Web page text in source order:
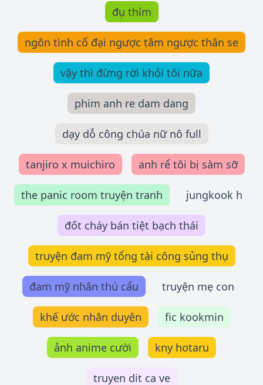
đụ thím
ngôn tình cổ đại ngược tâm ngược thân se
vậy thì đừng rời khỏi tôi nữa
phim anh re dam dang
dạy dỗ công chúa nữ nô full
tanjiro x muichiro anh rể tôi bị sàm sỡ
the panic room truyện tranh jungkook h
đốt cháy bán tiệt bạch thái
truyện đam mỹ tổng tài công sủng thụ
đam mỹ nhân thú cẩu truyện mẹ con
khế ước nhân duyên fic kookmin
ảnh anime cười kny hotaru
truyen dit ca ve